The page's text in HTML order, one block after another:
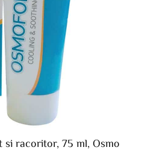
si racoritor, 75 ml, Osmo